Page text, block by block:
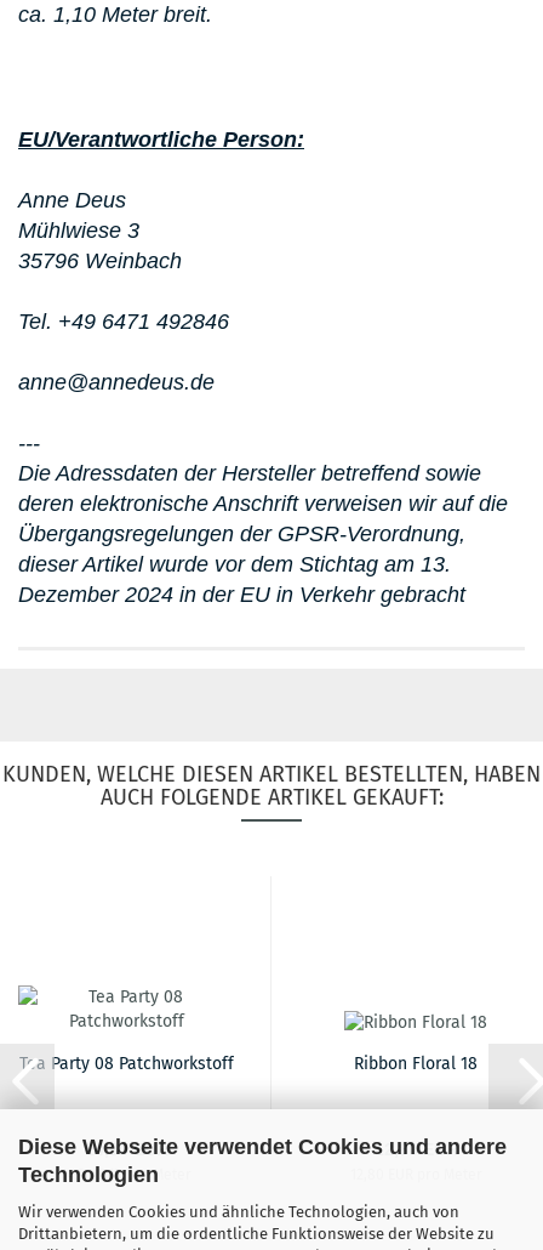
Diese Webseite verwendet Cookies und andere
Technologien
Wir verwenden Cookies und ähnliche Technologien, auch von
Drittanbietern, um die ordentliche Funktionsweise der Website zu
ca. 1,10 Meter breit.
EU/Verantwortliche Person:
Anne Deus
Mühlwiese 3
35796 Weinbach
Tel. +49 6471 492846
anne@annedeus.de
---
Die Adressdaten der Hersteller betreffend sowie
deren elektronische Anschrift verweisen wir auf die
Übergangsregelungen der GPSR-Verordnung,
dieser Artikel wurde vor dem Stichtag am 13.
Dezember 2024 in der EU in Verkehr gebracht
KUNDEN, WELCHE DIESEN ARTIKEL BESTELLTEN, HABEN
AUCH FOLGENDE ARTIKEL GEKAUFT:
Tea Party 08 Patchworkstoff
14,90 EUR
14,90 EUR pro Meter
Ribbon Floral 18
12,80 EUR